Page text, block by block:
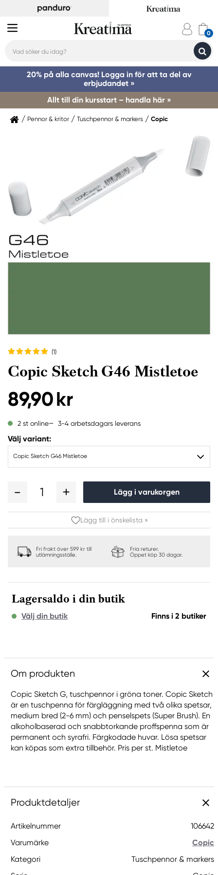
20% på alla canvas! Logga in för att ta del av
erbjudandet »
Allt till din kursstart – handla här »
Pennor & kritor Tuschpennor & markers Copic
(1)
Copic Sketch G46 Mistletoe
89,90 kr
2 st online 3-4 arbetsdagars leverans
Välj variant:
Copic Sketch G46 Mistletoe
1 Lägg i varukorgen
Lägg till i önskelista »
Fri frakt över 599 kr till
utlämningsställe.
Fria returer.
Öppet köp 30 dagar.
Lagersaldo i din butik
Välj din butik Finns i 2 butiker
Om produkten
Copic Sketch G, tuschpennor i gröna toner. Copic Sketch
är en tuschpenna för färgläggning med två olika spetsar,
medium bred (2-6 mm) och penselspets (Super Brush). En
alkoholbaserad och snabbtorkande proffspenna som är
permanent och syrafri. Färgkodade huvar. Lösa spetsar
kan köpas som extra tillbehör. Pris per st. Mistletoe
Produktdetaljer
Artikelnummer
106642
Varumärke
Copic
Kategori
Tuschpennor & markers